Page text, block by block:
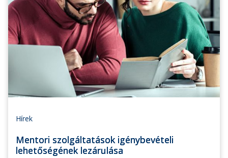
Hírek
Mentori szolgáltatások igénybevételi
lehetőségének lezárulása